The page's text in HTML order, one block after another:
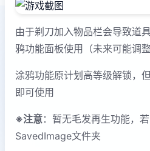
由于剃刀加入物品栏会导致道
鸦功能面板使用（未来可能调整
涂鸦功能原计划高等级解锁，
即可使用
※注意：暂无毛发再生功能，
SavedImage文件夹